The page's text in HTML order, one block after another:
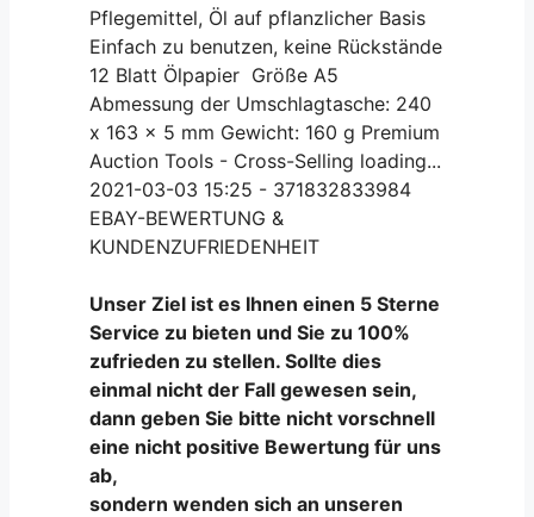
Pflegemittel, Öl auf pflanzlicher Basis
Einfach zu benutzen, keine Rückstände
12 Blatt Ölpapier Größe A5
Abmessung der Umschlagtasche: 240
x 163 x 5 mm Gewicht: 160 g Premium
Auction Tools - Cross-Selling loading...
2021-03-03 15:25 - 371832833984
EBAY-BEWERTUNG &
KUNDENZUFRIEDENHEIT
Unser Ziel ist es Ihnen einen 5 Sterne
Service zu bieten und Sie zu 100%
zufrieden zu stellen. Sollte dies
einmal nicht der Fall gewesen sein,
dann geben Sie bitte nicht vorschnell
eine nicht positive Bewertung für uns
ab,
sondern wenden sich an unseren